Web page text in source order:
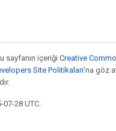
sayfanın içeriği Creative
Site Politikaları'na göz
28 UTC.